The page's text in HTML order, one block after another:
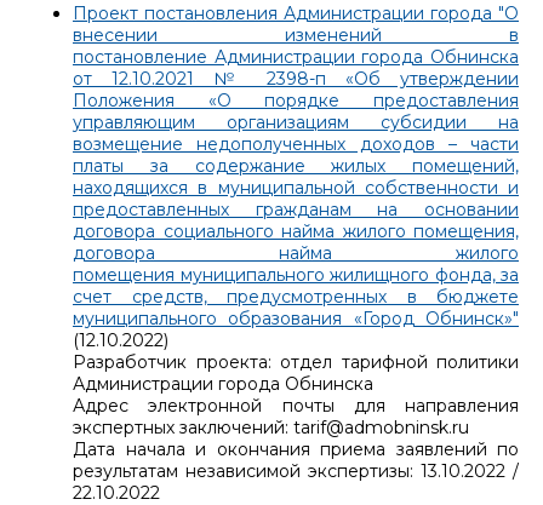
Проект постановления Администрации города "О
внесении изменений в
постановление Администрации города Обнинска
от 12.10.2021 № 2398-п «Об утверждении
Положения «О порядке предоставления
управляющим организациям субсидии на
возмещение недополученных доходов – части
платы за содержание жилых помещений,
находящихся в муниципальной собственности и
предоставленных гражданам на основании
договора социального найма жилого помещения,
договора найма жилого
помещения муниципального жилищного фонда, за
счет средств, предусмотренных в бюджете
муниципального образования «Город Обнинск»"
(12.10.2022)
Разработчик проекта: отдел тарифной политики
Администрации города Обнинска
Адрес электронной почты для направления
экспертных заключений: tarif@admobninsk.ru
Дата начала и окончания приема заявлений по
результатам независимой экспертизы: 13.10.2022 /
22.10.2022